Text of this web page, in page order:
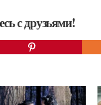
с друзьями!